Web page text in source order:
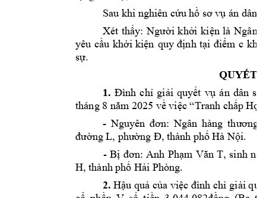
Sau khi nghiên cứu hồ sơ vụ án dân
Xét thấy: Người khởi kiện là Ngân
yêu cầu khởi kiện quy định tại điểm c
sự.
QUYẾT
1. Đình chỉ giải quyết vụ án dân s
tháng 8 năm 2025 về việc “Tranh chấp
- Nguyên đơn: Ngân hàng thương
đường L, phường Đ, thành phố Hà Nội.
- Bị đơn: Anh Phạm Văn T, sinh
H, thành phố Hải Phòng.
2. Hậu quả của việc đình chỉ giải